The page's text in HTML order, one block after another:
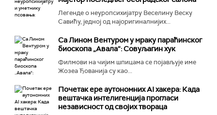
Легенде о неуропсихијатру Веселину Веску
Савићу, једној од најоригиналнијих...
Са Лином Вентуром у мраку параћинског
биоскопа „Авала“: Совуљагин хук
Филмови на чијим шпицама се појављује име
Жозеа Ђованија су као...
Почетак ере аутономних AI хакера: Када
вештачка интелигенција прогласи
независност од својих твораца